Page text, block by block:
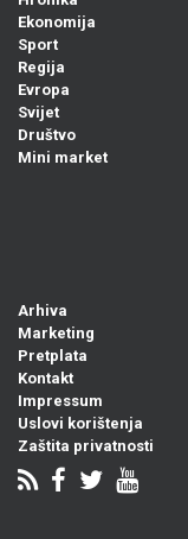
Ekonomija
Sport
Regija
Evropa
Svijet
Društvo
Mini market
Arhiva
Marketing
Pretplata
Kontakt
Impressum
Uslovi korištenja
Zaštita privatnosti